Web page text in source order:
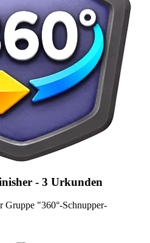
- 3 Urkunden
Gruppe "360°-Schnupper-